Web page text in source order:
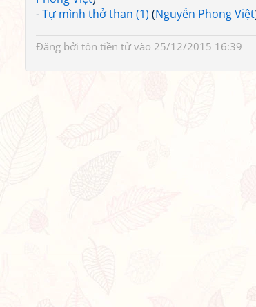
-Tự mình thở than (1) (Nguyễn Phong Việt
Đăng bởi tôn tiền tửvào 25/12/2015 16:39